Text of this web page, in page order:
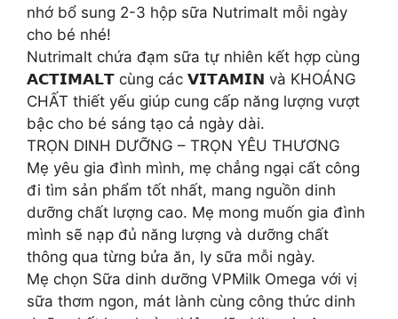
nhớ bổ sung 2-3 hộp sữa Nutrimalt mỗi ngày
cho bé nhé!
Nutrimalt chứa đạm sữa tự nhiên kết hợp cùng
𝗔𝗖𝗧𝗜𝗠𝗔𝗟𝗧 cùng các 𝗩𝗜𝗧𝗔𝗠𝗜𝗡 và KHOÁNG
CHẤT thiết yếu giúp cung cấp năng lượng vượt
bậc cho bé sáng tạo cả ngày dài.
TRỌN DINH DƯỠNG – TRỌN YÊU THƯƠNG
Mẹ yêu gia đình mình, mẹ chẳng ngại cất công
đi tìm sản phẩm tốt nhất, mang nguồn dinh
dưỡng chất lượng cao. Mẹ mong muốn gia đình
mình sẽ nạp đủ năng lượng và dưỡng chất
thông qua từng bửa ăn, ly sữa mỗi ngày.
Mẹ chọn Sữa dinh dưỡng VPMilk Omega với vị
sữa thơm ngon, mát lành cùng công thức dinh